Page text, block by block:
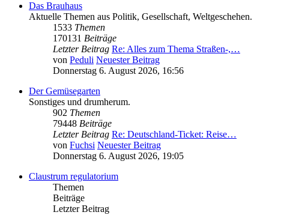
Das Brauhaus
Aktuelle Themen aus Politik, Gesellschaft, Weltgeschehen.
1533 Themen
170131 Beiträge
Letzter Beitrag Re: Alles zum Thema Straßen-,…
von Peduli Neuester Beitrag
Donnerstag 6. August 2026, 16:56
Der Gemüsegarten
Sonstiges und drumherum.
902 Themen
79448 Beiträge
Letzter Beitrag Re: Deutschland-Ticket: Reise…
von Fuchsi Neuester Beitrag
Donnerstag 6. August 2026, 19:05
Claustrum regulatorium
Themen
Beiträge
Letzter Beitrag